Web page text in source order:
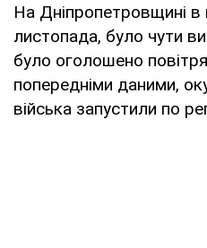
На Дніпропетровщині в
листопада, було чути
було оголошено
попередніми даними,
війська запустили по